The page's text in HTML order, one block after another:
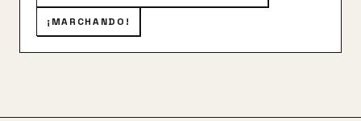
¡MARCHANDO!